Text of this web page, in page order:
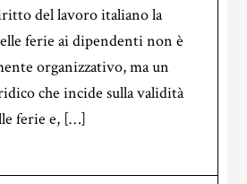
del lavoro italiano la
ferie ai dipendenti non è
organizzativo, ma un
che incide sulla validità
ferie e, […]